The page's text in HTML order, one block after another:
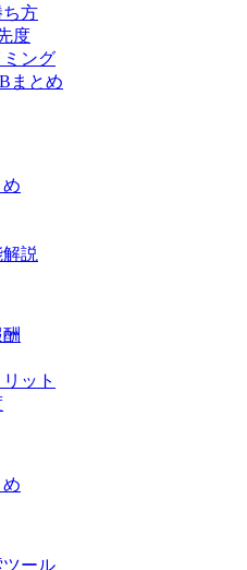
方
度
ング
まとめ
説
ット
ール